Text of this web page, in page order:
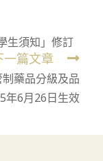
生須知」修訂
一篇文章
藥品分級及品
年6月26日生效